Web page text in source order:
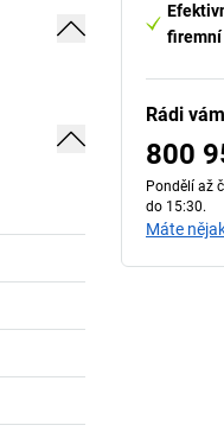
firemní
Rádi
800
Pondělí až
do 15:30.
Máte